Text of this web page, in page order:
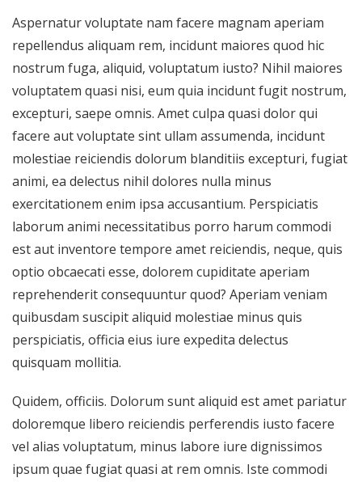
Aspernatur voluptate nam facere magnam aperiam
repellendus aliquam rem, incidunt maiores quod hic
nostrum fuga, aliquid, voluptatum iusto? Nihil maiores
voluptatem quasi nisi, eum quia incidunt fugit nostrum,
excepturi, saepe omnis. Amet culpa quasi dolor qui
facere aut voluptate sint ullam assumenda, incidunt
molestiae reiciendis dolorum blanditiis excepturi, fugiat
animi, ea delectus nihil dolores nulla minus
exercitationem enim ipsa accusantium. Perspiciatis
laborum animi necessitatibus porro harum commodi
est aut inventore tempore amet reiciendis, neque, quis
optio obcaecati esse, dolorem cupiditate aperiam
reprehenderit consequuntur quod? Aperiam veniam
quibusdam suscipit aliquid molestiae minus quis
perspiciatis, officia eius iure expedita delectus
quisquam mollitia.
Quidem, officiis. Dolorum sunt aliquid est amet pariatur
doloremque libero reiciendis perferendis iusto facere
vel alias voluptatum, minus labore iure dignissimos
ipsum quae fugiat quasi at rem omnis. Iste commodi